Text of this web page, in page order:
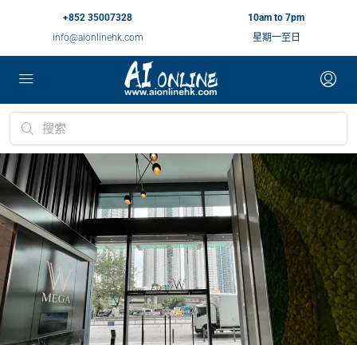
+852 35007328
info@aionlinehk.com
10am to 7pm
星期一至日